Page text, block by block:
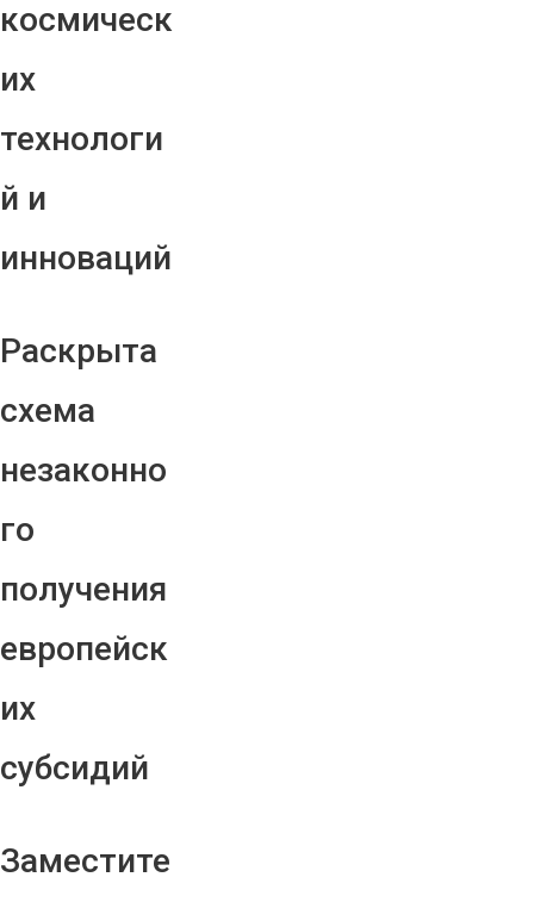
космическ
их
технологи
й и
инноваций
Раскрыта
схема
незаконно
го
получения
европейск
их
субсидий
Заместите